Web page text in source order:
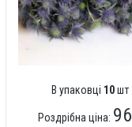
В упаковці 10шт
Роздрібна ціна: 96